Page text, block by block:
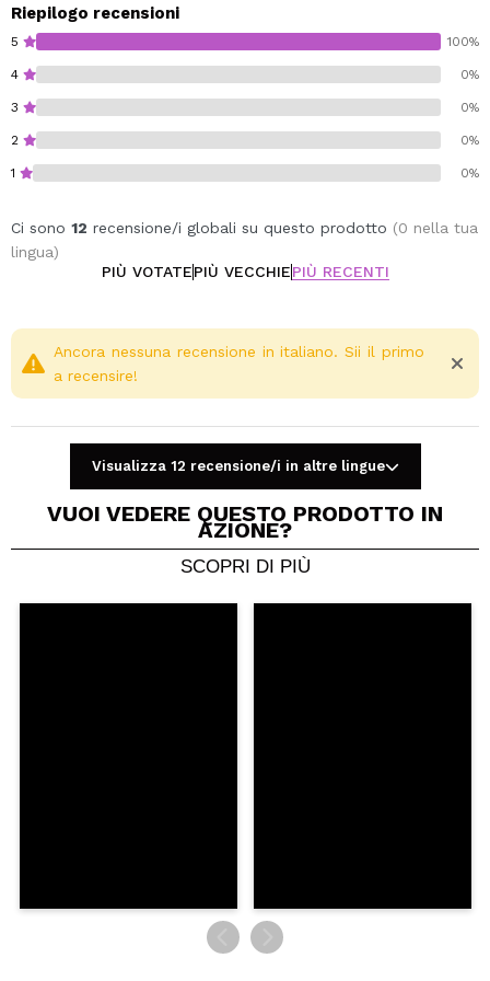
Progettato per aiutare a schiarire le occhiaie
Coprenza leggera e media
Contiene acido ialuronico, vitamina E e glicerina
Applicalo direttamente sulle occhiaie e su qualsiasi
area che desideri nascondere e illuminare.
Cruelty free.
Riepilogo recensioni
5 100%
4 0%
3 0%
2 0%
1 0%
Ci sono 12 recensione/i globali su questo prodotto (0 nella tua
lingua)
PIÙ VOTATEPIÙ VECCHIEPIÙ RECENTI
Condividi un video o una foto
Il tuo video potrebbe essere il primo. Immaginalo...
Ancora nessuna recensione in italiano. Sii il primo
a recensire!
Visualizza 12 recensione/i in altre lingue
VUOI VEDERE QUESTO PRODOTTO IN
AZIONE?
SCOPRI DI PIÙ